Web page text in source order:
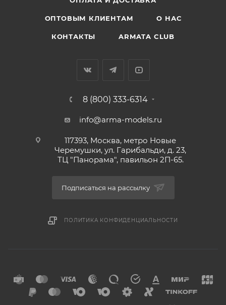
ОПТОВЫМ КЛИЕНТАМ О НАС
КОНТАКТЫ ARMATA CLUB
8 (800) 333-6314
info@arma-models.ru
117393, Москва, метро Новые
Черемушки, ул. Гарибальди, д. 23,
ТЦ "Панорама", павильон 2П-65.
Подписаться на рассылку
ПОЛИТИКА КОНФИДЕНЦИАЛЬНОСТИ